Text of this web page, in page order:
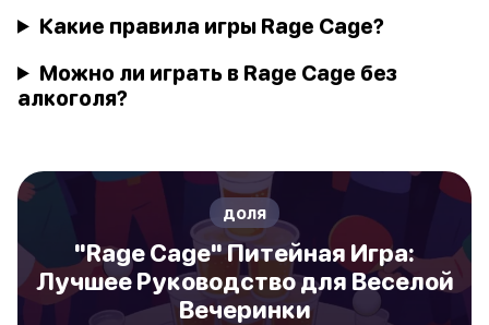
Какие правила игры Rage Cage?
Можно ли играть в Rage Cage без
алкоголя?
доля
"Rage Cage" Питейная Игра:
Лучшее Руководство для Веселой
Вечеринки